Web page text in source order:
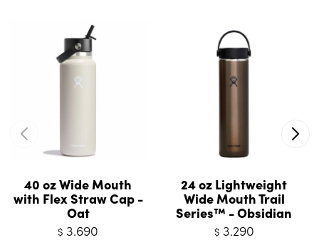
40 oz Wide Mouth
with Flex Straw Cap -
Oat
$ 3.690
24 oz Lightweight
Wide Mouth Trail
Series™ - Obsidian
$ 3.290